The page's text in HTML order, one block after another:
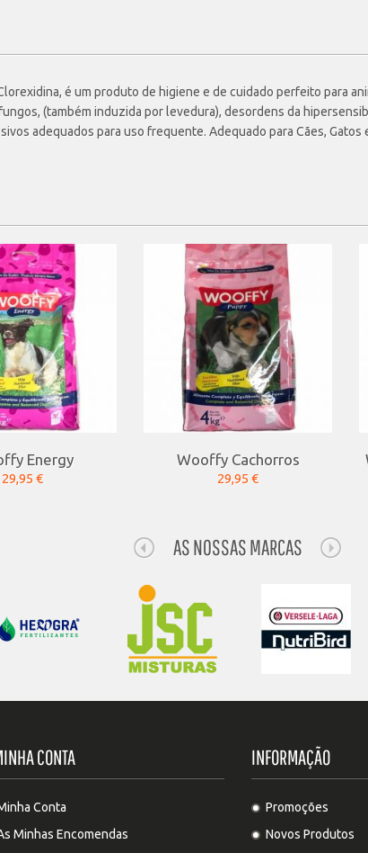
é um produto de higiene e de cuidado perfeito para
(também induzida por levedura), desordens da
adequados para uso frequente. Adequado para Cães,
Energy
29,95 €
Wooffy Cachorros
29,95 €
AS NOSSAS MARCAS
CONTA
Conta
Minhas Encomendas
INFORMAÇÃO
Promoções
Novos Produtos